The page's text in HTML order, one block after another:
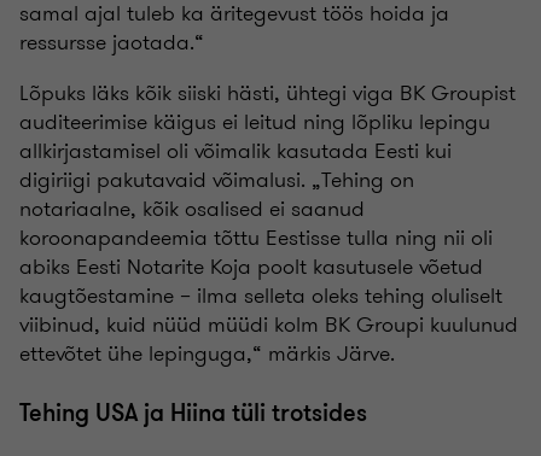
samal ajal tuleb ka äritegevust töös hoida ja
ressursse jaotada.“
Lõpuks läks kõik siiski hästi, ühtegi viga BK Groupist
auditeerimise käigus ei leitud ning lõpliku lepingu
allkirjastamisel oli võimalik kasutada Eesti kui
digiriigi pakutavaid võimalusi. „Tehing on
notariaalne, kõik osalised ei saanud
koroonapandeemia tõttu Eestisse tulla ning nii oli
abiks Eesti Notarite Koja poolt kasutusele võetud
kaugtõestamine – ilma selleta oleks tehing oluliselt
viibinud, kuid nüüd müüdi kolm BK Groupi kuulunud
ettevõtet ühe lepinguga,“ märkis Järve.
Tehing USA ja Hiina tüli trotsides